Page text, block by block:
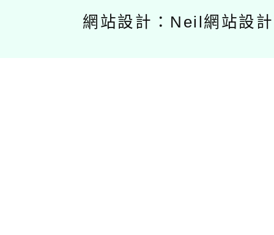
網站設計：Neil網站設